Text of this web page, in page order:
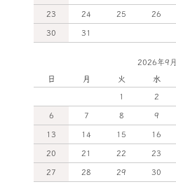
23 24 25 26
30 31
2026年9月
日 月 火 水
1 2
6 7 8 9
13 14 15 16
20 21 22 23
27 28 29 30